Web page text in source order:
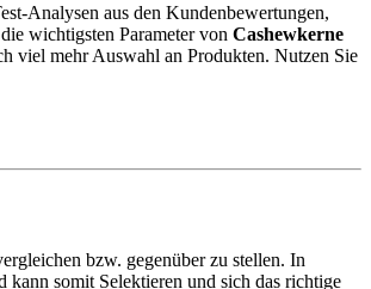
Analysen aus den Kundenbewertungen,
wichtigsten Parameter von Cashewkerne
viel mehr Auswahl an Produkten. Nutzen Sie
bzw. gegenüber zu stellen. In
kann somit Selektieren und sich das richtige